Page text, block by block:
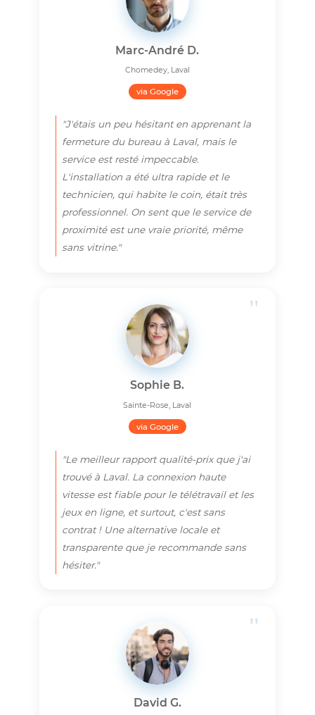
Ce que nos Clients de Laval en
Pensent
Marc-André D.
Chomedey, Laval
via Google
fermeture du bureau à Laval, mais le
service est resté impeccable.
L'installation a été ultra rapide et le
professionnel. On sent que le service de
proximité est une vraie priorité, même